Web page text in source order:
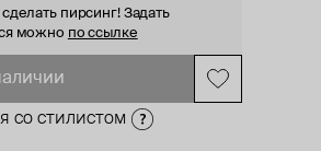
пирсинг! Задать
можно по ссылке
со стилистом